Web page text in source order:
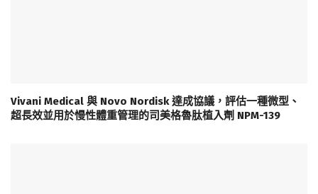
Vivani Medical 與 Novo Nordisk 達成協議，評估一種微型、
超長效並用於慢性體重管理的司美格魯肽植入劑 NPM-139